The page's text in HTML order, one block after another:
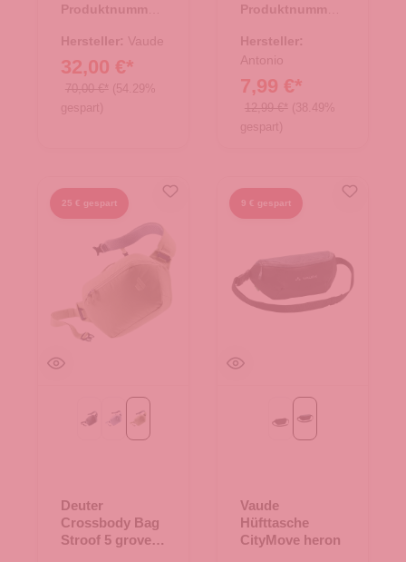
vera
Produktnummer:
Hersteller: Vaude
32,00 €*
70,00 €* (54.29%
gespart)
Produktnummer:
Hersteller:
Antonio
7,99 €*
12,99 €* (38.49%
gespart)
25 € gespart
Blackbluejay-polar
grove-mineral
Deuter
Crossbody Bag
Stroof 5 grove-
9 € gespart
Blackheron
Vaude
Hüfttasche
CityMove heron